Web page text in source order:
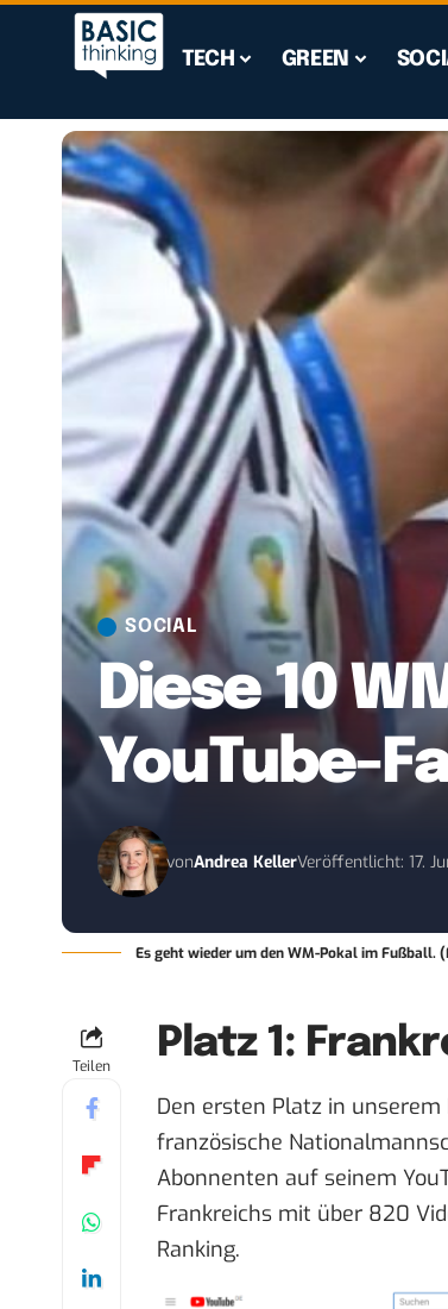
TECH GREEN
SOCIAL
Diese 10
YouTube-
vonAndrea KellerVeröffentlicht: 17.
Es geht wieder um den WM-Pokal im Fußball.
Teilen
Platz 1:
Den ersten Platz in
französische
Abonnenten auf seinem
Frankreichs mit über 820
Ranking.